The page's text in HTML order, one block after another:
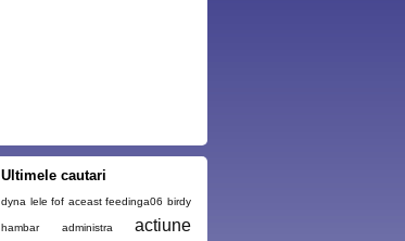
Ultimele cautari
dyna lele fof aceast feedinga06 birdy
hambar administra
actiune